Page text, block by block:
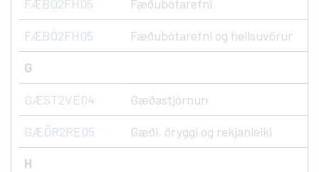
FÆBÓ2FH05 Fæðubótarefni
FÆBÓ2FH05 Fæðubótarefni og heilsuvörur
G
GÆST2VE04 Gæðastjórnun
GÆÖR2RE05 Gæði, öryggi og rekjanleiki
H